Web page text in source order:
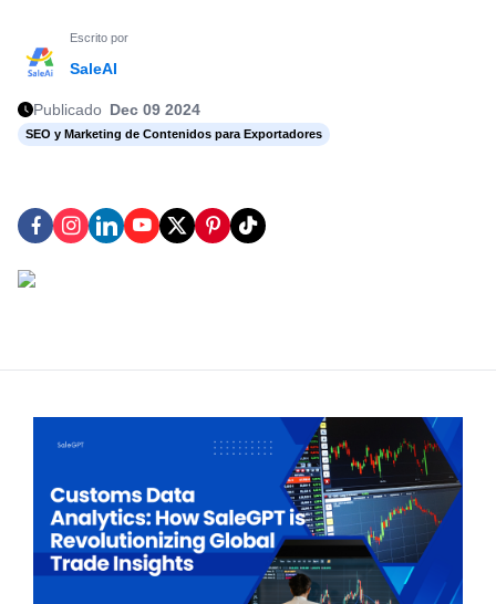
Escrito por
SaleAI
Publicado Dec 09 2024
SEO y Marketing de Contenidos para Exportadores